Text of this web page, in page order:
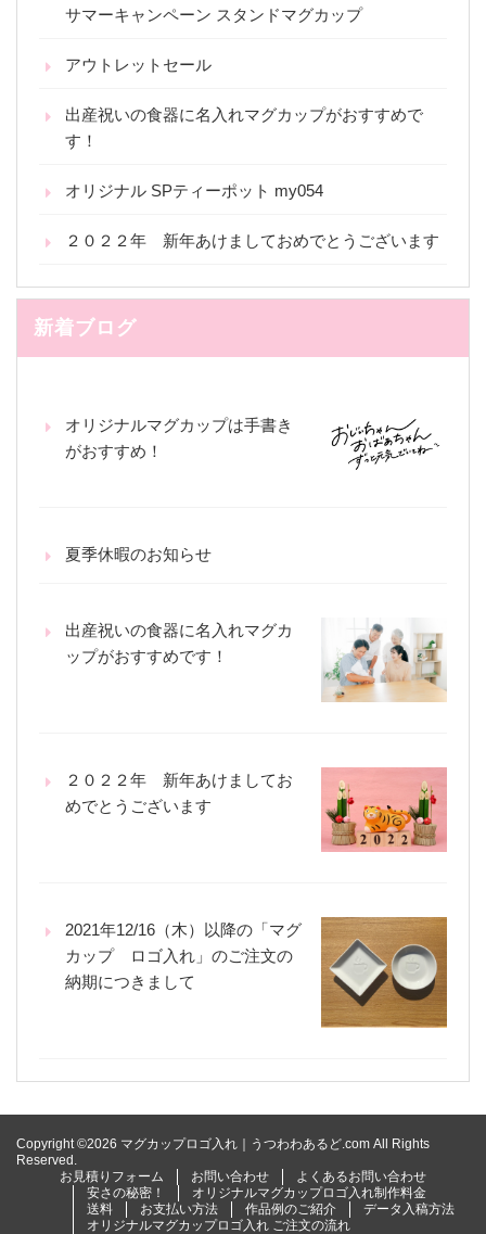
サマーキャンペーン スタンドマグカップ
アウトレットセール
出産祝いの食器に名入れマグカップがおすすめで
す！
オリジナル SPティーポット my054
２０２２年 新年あけましておめでとうございます
新着ブログ
オリジナルマグカップは手書き
がおすすめ！
夏季休暇のお知らせ
出産祝いの食器に名入れマグカ
ップがおすすめです！
２０２２年 新年あけましてお
めでとうございます
2021年12/16（木）以降の「マグ
カップ ロゴ入れ」のご注文の
納期につきまして
Copyright ©2026 マグカップロゴ入れ｜うつわわあるど.com All Rights
Reserved.
お見積りフォーム
お問い合わせ
よくあるお問い合わせ
安さの秘密！
オリジナルマグカップロゴ入れ制作料金
送料
お支払い方法 作品例のご紹介
データ入稿方法
オリジナルマグカップロゴ入れ ご注文の流れ